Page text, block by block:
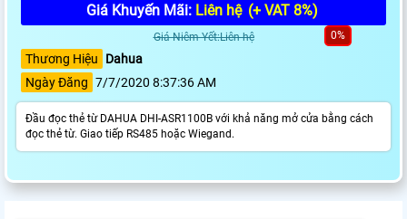
Giá Khuyến Mãi: Liên hệ (+ VAT 8%)
Giá Niêm Yết:Liên hệ 0%
Thương Hiệu
Dahua
Ngày Đăng 7/7/2020 8:37:36 AM
Đầu đọc thẻ từ DAHUA DHI-ASR1100B với khả năng mở cửa bằng cách
đọc thẻ từ. Giao tiếp RS485 hoặc Wiegand.